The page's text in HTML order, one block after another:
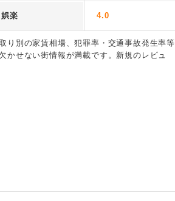
娯楽 4.0
り別の家賃相場、犯罪率・交通事故発生率等
かせない街情報が満載です。新規のレビュ